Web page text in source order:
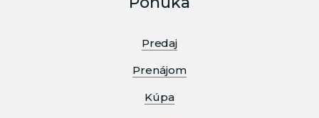
Predaj
Prenájom
Kúpa